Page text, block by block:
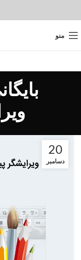
منو
20
دسامبر